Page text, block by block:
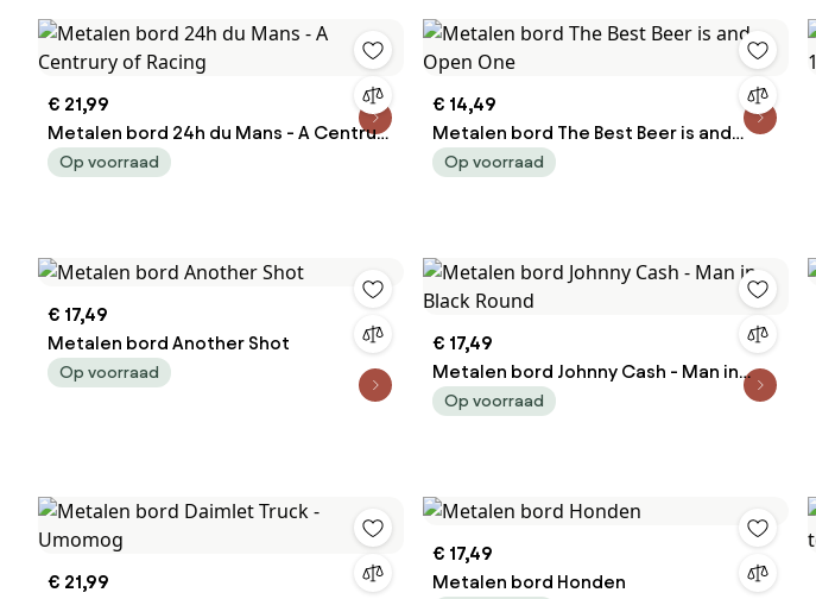
€ 21,99
Metalen bord 24h du Mans - A Centrury
of Racing
Op voorraad
€ 14,49
Metalen bord The Best Beer is and
Open One
Op voorraad
€ 17,49
Metalen bord Another Shot
Op voorraad
€ 17,49
Metalen bord Johnny Cash - Man in
Black Round
Op voorraad
€ 21,99
€ 17,49
Metalen bord Honden